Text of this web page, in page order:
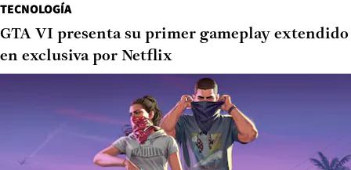
TECNOLOGÍA
GTA VI presenta su primer gameplay extendido
en exclusiva por Netflix